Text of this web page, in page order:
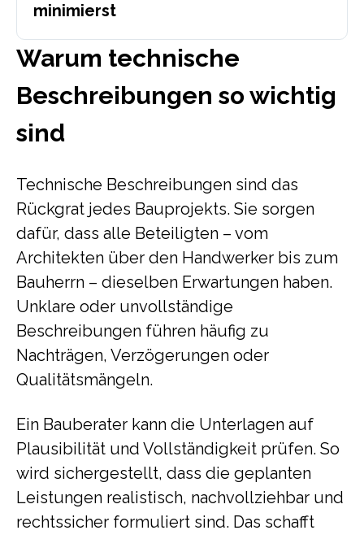
minimierst
Warum technische
Beschreibungen so wichtig
sind
Technische Beschreibungen sind das
Rückgrat jedes Bauprojekts. Sie sorgen
dafür, dass alle Beteiligten – vom
Architekten über den Handwerker bis zum
Bauherrn – dieselben Erwartungen haben.
Unklare oder unvollständige
Beschreibungen führen häufig zu
Nachträgen, Verzögerungen oder
Qualitätsmängeln.
Ein Bauberater kann die Unterlagen auf
Plausibilität und Vollständigkeit prüfen. So
wird sichergestellt, dass die geplanten
Leistungen realistisch, nachvollziehbar und
rechtssicher formuliert sind. Das schafft